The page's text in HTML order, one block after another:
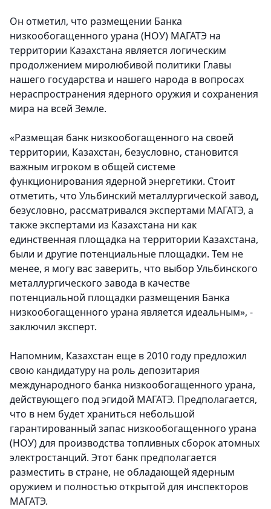
Он отметил, что размещении Банка
низкообогащенного урана (НОУ) МАГАТЭ на
территории Казахстана является логическим
продолжением миролюбивой политики Главы
нашего государства и нашего народа в вопросах
нераспространения ядерного оружия и сохранения
мира на всей Земле.
«Размещая банк низкообогащенного на своей
территории, Казахстан, безусловно, становится
важным игроком в общей системе
функционирования ядерной энергетики. Стоит
отметить, что Ульбинский металлургической завод,
безусловно, рассматривался экспертами МАГАТЭ, а
также экспертами из Казахстана ни как
единственная площадка на территории Казахстана,
были и другие потенциальные площадки. Тем не
менее, я могу вас заверить, что выбор Ульбинского
металлургического завода в качестве
потенциальной площадки размещения Банка
низкообогащенного урана является идеальным», -
заключил эксперт.
Напомним, Казахстан еще в 2010 году предложил
свою кандидатуру на роль депозитария
международного банка низкообогащенного урана,
действующего под эгидой МАГАТЭ. Предполагается,
что в нем будет храниться небольшой
гарантированный запас низкообогащенного урана
(НОУ) для производства топливных сборок атомных
электростанций. Этот банк предполагается
разместить в стране, не обладающей ядерным
оружием и полностью открытой для инспекторов
МАГАТЭ.